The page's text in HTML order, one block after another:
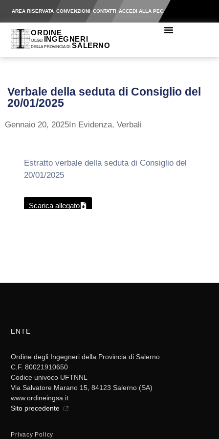
AREA RISERVATA CONVENZIONI CONTATTI ACCEDI ALLA PEC
Verbale della seduta di Consiglio del
20/01/2025
Gennaio 20, 2025In Evidenza, Verbali
Estratto verbale della seduta di Consiglio del
20/01/2025
Scarica allegato
ENTE
Ordine degli Ingegneri della Provincia di Salerno
C.F. 80021910650
Codice univoco UFTNNL
Via Salvatore Marano 15, 84123 Salerno (SA)
www.ordineingsa.it
Sito precedente
Privacy Policy